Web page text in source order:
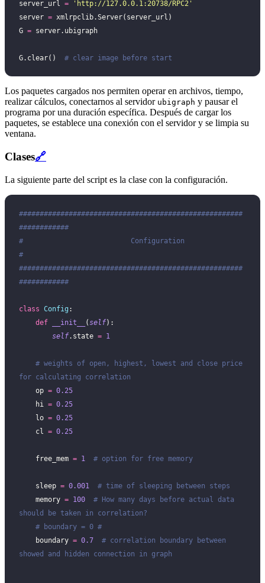
server_url = ' http://127.0.0.1:20738/RPC2 '
server = xmlrpclib.Server(server_url)
G = server.ubigraph
G.clear() # clear image before start
Los paquetes cargados nos permiten operar en archivos, tiempo,
realizar cálculos, conectarnos al servidor ubigraph y pausar el
programa por una duración específica. Después de cargar los
paquetes, se establece una conexión con el servidor y se limpia su
ventana.
Clases🔗
La siguiente parte del script es la clase con la configuración.
######################################################
############
#                          Configuration
#
######################################################
############
class Config :
    def
__init__ (self):
        self
.state = 1
for calculating correlation
    op
= 0.25
    hi
= 0.25
    lo
= 0.25
    cl
= 0.25
    free_mem
= 1
  # option for free memory
    sleep
= 0.001
  # time of sleeping between steps
    memory
= 100
  # How many days before actual data
should be taken in correlation?
    # boundary = 0 #
    boundary
= 0.7
  # correlation boundary between
showed and hidden connection in graph